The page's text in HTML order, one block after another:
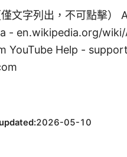
文字列出，不可點擊）
- en.wikipedia.org/
YouTube Help -
2026-05-10